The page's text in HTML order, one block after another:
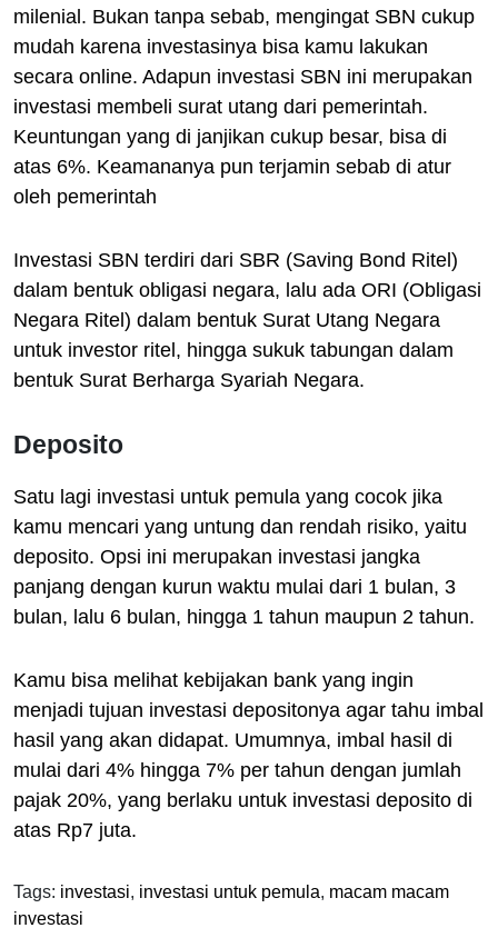
milenial. Bukan tanpa sebab, mengingat SBN cukup
mudah karena investasinya bisa kamu lakukan
secara online. Adapun investasi SBN ini merupakan
investasi membeli surat utang dari pemerintah.
Keuntungan yang di janjikan cukup besar, bisa di
atas 6%. Keamananya pun terjamin sebab di atur
oleh pemerintah
Investasi SBN terdiri dari SBR (Saving Bond Ritel)
dalam bentuk obligasi negara, lalu ada ORI (Obligasi
Negara Ritel) dalam bentuk Surat Utang Negara
untuk investor ritel, hingga sukuk tabungan dalam
bentuk Surat Berharga Syariah Negara.
Deposito
Satu lagi investasi untuk pemula yang cocok jika
kamu mencari yang untung dan rendah risiko, yaitu
deposito. Opsi ini merupakan investasi jangka
panjang dengan kurun waktu mulai dari 1 bulan, 3
bulan, lalu 6 bulan, hingga 1 tahun maupun 2 tahun.
Kamu bisa melihat kebijakan bank yang ingin
menjadi tujuan investasi depositonya agar tahu imbal
hasil yang akan didapat. Umumnya, imbal hasil di
mulai dari 4% hingga 7% per tahun dengan jumlah
pajak 20%, yang berlaku untuk investasi deposito di
atas Rp7 juta.
Tags: investasi, investasi untuk pemula, macam macam
investasi